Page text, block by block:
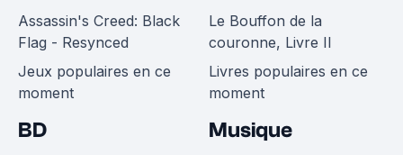
Assassin's Creed: Black
Flag - Resynced
Jeux populaires en ce
moment
Le Bouffon de la
couronne, Livre II
Livres populaires en ce
moment
BD Musique